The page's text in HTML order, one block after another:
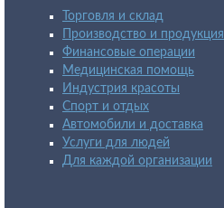
Торговля и склад
Производство и продукция
Финансовые операции
Медицинская помощь
Индустрия красоты
Спорт и отдых
Автомобили и доставка
Услуги для людей
Для каждой организации